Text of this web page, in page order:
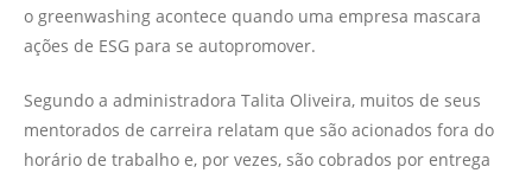
o greenwashing acontece quando uma empresa mascara
ações de ESG para se autopromover.
Segundo a administradora Talita Oliveira, muitos de seus
mentorados de carreira relatam que são acionados fora do
horário de trabalho e, por vezes, são cobrados por entrega